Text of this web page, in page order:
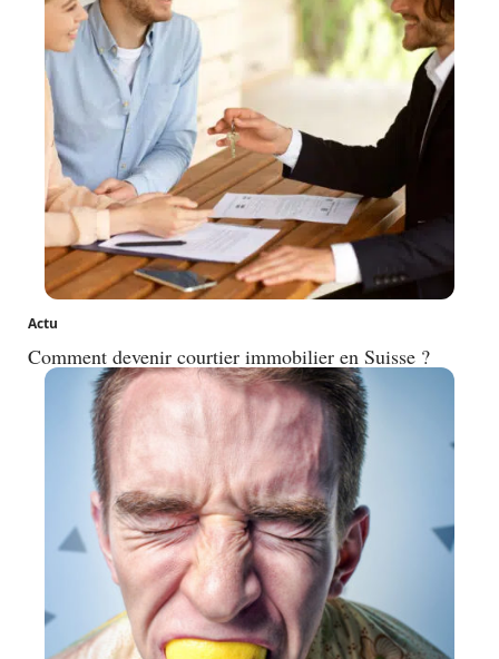
Actu
Comment devenir courtier immobilier en Suisse ?